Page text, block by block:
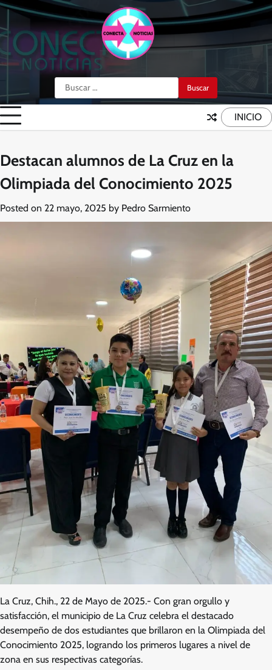
Skip
content
Buscar:
INICIO
Destacan alumnos de La Cruz en la
Olimpiada del Conocimiento 2025
Posted on 22 mayo, 2025 by Pedro Sarmiento
La Cruz, Chih., 22 de Mayo de 2025.- Con gran orgullo y
satisfacción, el municipio de La Cruz celebra el destacado
desempeño de dos estudiantes que brillaron en la Olimpiada del
Conocimiento 2025, logrando los primeros lugares a nivel de
zona en sus respectivas categorías.